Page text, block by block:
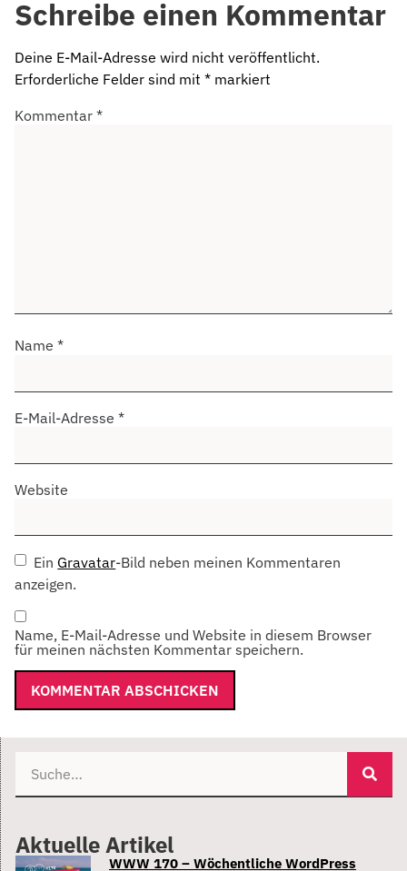
Schreibe einen Kommentar
Deine E-Mail-Adresse wird nicht veröffentlicht.
Erforderliche Felder sind mit * markiert
Kommentar *
Name *
E-Mail-Adresse *
Website
Ein Gravatar-Bild neben meinen Kommentaren
anzeigen.
Name, E-Mail-Adresse und Website in diesem Browser
für meinen nächsten Kommentar speichern.
Aktuelle Artikel
WWW 170 – Wöchentliche WordPress